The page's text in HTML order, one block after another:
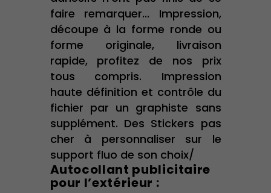
faire remarquer... Impression,
découpe à la forme ronde ou
forme originale, livraison
rapide, profitez de nos prix
tous compris. Impression
haute définition et contrôle du
fichier par un graphiste sans
supplément. Des Stickers pas
cher à personnaliser sur le
support fluo de son choix/
Autocollant publicitaire
pour l’extérieur :